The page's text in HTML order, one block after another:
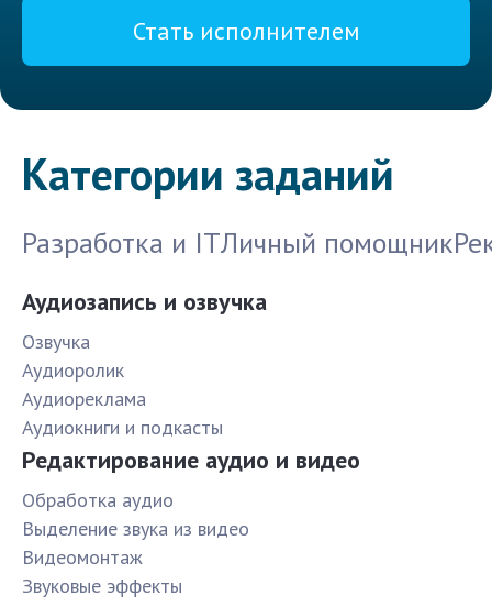
Стать исполнителем
Категории заданий
Разработка и ITЛичный помощник
Аудиозапись и озвучка
Озвучка
Аудиоролик
Аудиореклама
Аудиокниги и подкасты
Редактирование аудио и видео
Обработка аудио
Выделение звука из видео
Видеомонтаж
Звуковые эффекты